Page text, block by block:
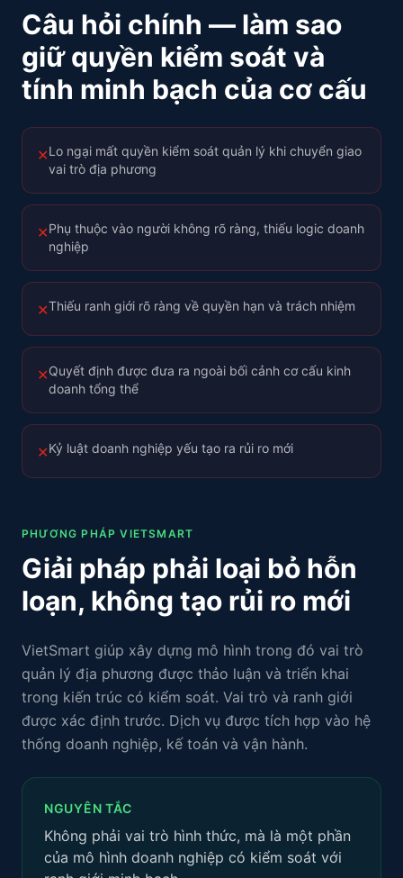
Câu hỏi chính — làm sao
giữ quyền kiểm soát và
tính minh bạch của cơ cấu
✕Lo ngại mất quyền kiểm soát quản lý khi chuyển giao
vai trò địa phương
✕Phụ thuộc vào người không rõ ràng, thiếu logic doanh
nghiệp
✕Thiếu ranh giới rõ ràng về quyền hạn và trách nhiệm
✕Quyết định được đưa ra ngoài bối cảnh cơ cấu kinh
doanh tổng thể
✕Kỷ luật doanh nghiệp yếu tạo ra rủi ro mới
PHƯƠNG PHÁP VIETSMART
Giải pháp phải loại bỏ hỗn
loạn, không tạo rủi ro mới
VietSmart giúp xây dựng mô hình trong đó vai trò
quản lý địa phương được thảo luận và triển khai
trong kiến trúc có kiểm soát. Vai trò và ranh giới
được xác định trước. Dịch vụ được tích hợp vào hệ
thống doanh nghiệp, kế toán và vận hành.
NGUYÊN TẮC
Không phải vai trò hình thức, mà là một phần
của mô hình doanh nghiệp có kiểm soát với